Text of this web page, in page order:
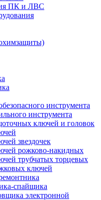
ПК и ЛВС
инструмента
инструмента
ключей и головок
звездочек
рожково-накидных
трубчатых торцевых
ключей
спайщика
электронной